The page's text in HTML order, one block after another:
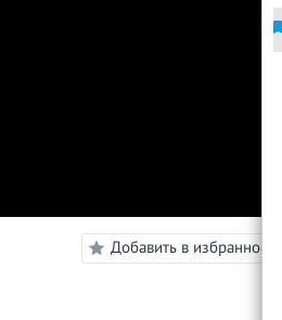
Добавить в избранное